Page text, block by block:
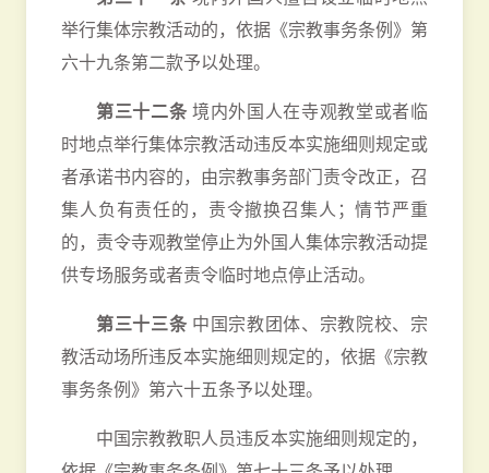
举行集体宗教活动的，依据《宗教事务条例》第
六十九条第二款予以处理。
第三十二条 境内外国人在寺观教堂或者临
时地点举行集体宗教活动违反本实施细则规定或
者承诺书内容的，由宗教事务部门责令改正，召
集人负有责任的，责令撤换召集人；情节严重
的，责令寺观教堂停止为外国人集体宗教活动提
供专场服务或者责令临时地点停止活动。
第三十三条 中国宗教团体、宗教院校、宗
教活动场所违反本实施细则规定的，依据《宗教
事务条例》第六十五条予以处理。
中国宗教教职人员违反本实施细则规定的，